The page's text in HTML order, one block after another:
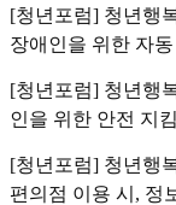
[청년포럼] 청년행
장애인을 위한 자
[청년포럼] 청년행
인을 위한 안전 지
[청년포럼] 청년행
편의점 이용 시, 정